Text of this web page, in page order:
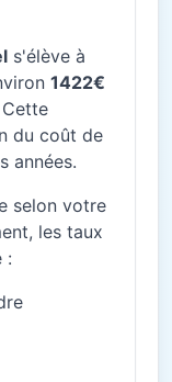
s'élève à
1422€
du coût de
années.
selon votre
les taux
: